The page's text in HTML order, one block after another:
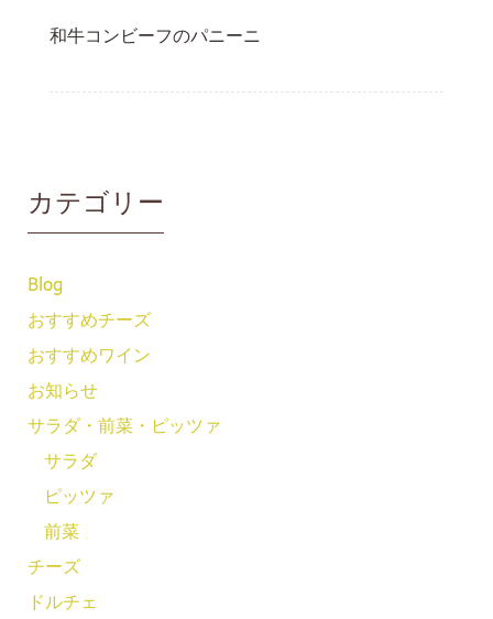
和牛コンビーフのパニーニ
カテゴリー
Blog
おすすめチーズ
おすすめワイン
お知らせ
サラダ・前菜・ピッツァ
サラダ
ピッツァ
前菜
チーズ
ドルチェ